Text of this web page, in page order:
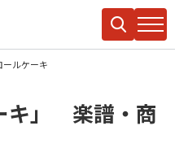
ールケーキ
キ」 楽譜・商